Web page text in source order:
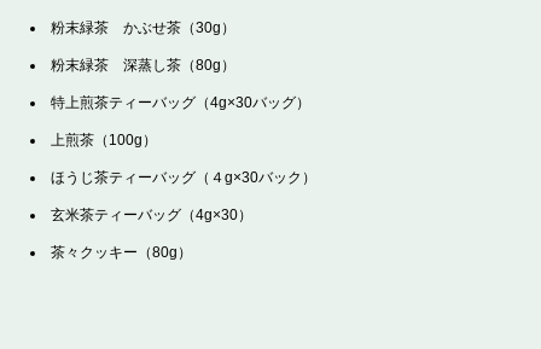
粉末緑茶 かぶせ茶（30g）
粉末緑茶 深蒸し茶（80g）
特上煎茶ティーバッグ（4g×30バッグ）
上煎茶（100g）
ほうじ茶ティーバッグ（４g×30バック）
玄米茶ティーバッグ（4g×30）
茶々クッキー（80g）